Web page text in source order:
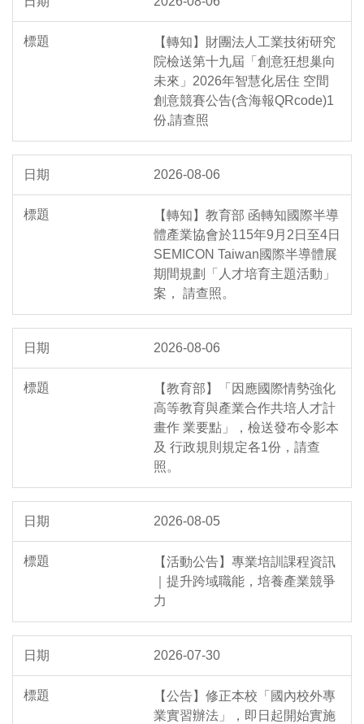
【轉知】財團法人工業技術研究
院檢送第十九屆「創意狂想巢向
未來」2026年智慧化居住 空間
創意競賽公告(含海報QRcode)1
份,請查照
2026-08-06
【轉知】教育部 函轉知國際半導
體產業協會於115年9月2日至4日
SEMICON Taiwan國際半導體展
期間規劃「人才培育主題活動」
案， 請查照。
2026-08-06
【教育部】「因應國際情勢強化
高等教育與產業合作共培人才計
畫作 業要點」，檢送發布令影本
及 行政規則規定各1份，請查
照。
2026-08-05
【活動公告】專業培訓課程資訊
｜提升跨域職能，培養產業競爭
力
2026-07-30
【公告】修正本校「國內校外專
業實習辦法」，即日起開始實施